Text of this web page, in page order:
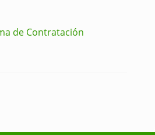
de Contratación